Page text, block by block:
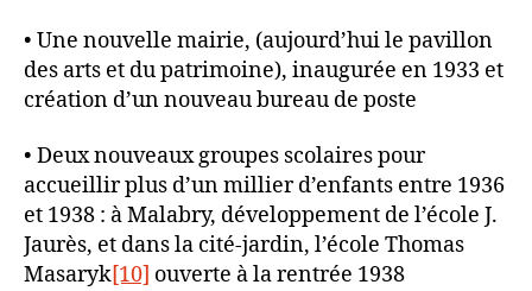
• Une nouvelle mairie, (aujourd’hui le pavillon
des arts et du patrimoine), inaugurée en 1933 et
création d’un nouveau bureau de poste
• Deux nouveaux groupes scolaires pour
accueillir plus d’un millier d’enfants entre 1936
et 1938 : à Malabry, développement de l’école J.
Jaurès, et dans la cité-jardin, l’école Thomas
Masaryk[10] ouverte à la rentrée 1938